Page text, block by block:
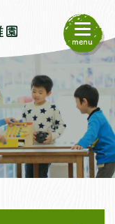
menu